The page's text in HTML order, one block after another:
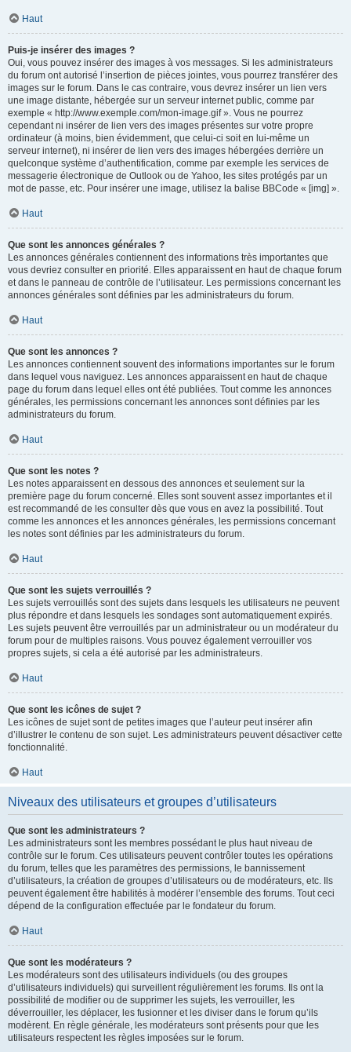
Haut
Puis-je insérer des images ?
Oui, vous pouvez insérer des images à vos messages. Si les administrateurs
du forum ont autorisé l’insertion de pièces jointes, vous pourrez transférer des
images sur le forum. Dans le cas contraire, vous devrez insérer un lien vers
une image distante, hébergée sur un serveur internet public, comme par
exemple « http://www.exemple.com/mon-image.gif ». Vous ne pourrez
cependant ni insérer de lien vers des images présentes sur votre propre
ordinateur (à moins, bien évidemment, que celui-ci soit en lui-même un
serveur internet), ni insérer de lien vers des images hébergées derrière un
quelconque système d’authentification, comme par exemple les services de
messagerie électronique de Outlook ou de Yahoo, les sites protégés par un
mot de passe, etc. Pour insérer une image, utilisez la balise BBCode « [img] ».
Haut
Que sont les annonces générales ?
Les annonces générales contiennent des informations très importantes que
vous devriez consulter en priorité. Elles apparaissent en haut de chaque forum
et dans le panneau de contrôle de l’utilisateur. Les permissions concernant les
annonces générales sont définies par les administrateurs du forum.
Haut
Que sont les annonces ?
Les annonces contiennent souvent des informations importantes sur le forum
dans lequel vous naviguez. Les annonces apparaissent en haut de chaque
page du forum dans lequel elles ont été publiées. Tout comme les annonces
générales, les permissions concernant les annonces sont définies par les
administrateurs du forum.
Haut
Que sont les notes ?
Les notes apparaissent en dessous des annonces et seulement sur la
première page du forum concerné. Elles sont souvent assez importantes et il
est recommandé de les consulter dès que vous en avez la possibilité. Tout
comme les annonces et les annonces générales, les permissions concernant
les notes sont définies par les administrateurs du forum.
Haut
Que sont les sujets verrouillés ?
Les sujets verrouillés sont des sujets dans lesquels les utilisateurs ne peuvent
plus répondre et dans lesquels les sondages sont automatiquement expirés.
Les sujets peuvent être verrouillés par un administrateur ou un modérateur du
forum pour de multiples raisons. Vous pouvez également verrouiller vos
propres sujets, si cela a été autorisé par les administrateurs.
Haut
Que sont les icônes de sujet ?
Les icônes de sujet sont de petites images que l’auteur peut insérer afin
d’illustrer le contenu de son sujet. Les administrateurs peuvent désactiver cette
fonctionnalité.
Haut
Niveaux des utilisateurs et groupes d’utilisateurs
Que sont les administrateurs ?
Les administrateurs sont les membres possédant le plus haut niveau de
contrôle sur le forum. Ces utilisateurs peuvent contrôler toutes les opérations
du forum, telles que les paramètres des permissions, le bannissement
d’utilisateurs, la création de groupes d’utilisateurs ou de modérateurs, etc. Ils
peuvent également être habilités à modérer l’ensemble des forums. Tout ceci
dépend de la configuration effectuée par le fondateur du forum.
Haut
Que sont les modérateurs ?
Les modérateurs sont des utilisateurs individuels (ou des groupes
d’utilisateurs individuels) qui surveillent régulièrement les forums. Ils ont la
possibilité de modifier ou de supprimer les sujets, les verrouiller, les
déverrouiller, les déplacer, les fusionner et les diviser dans le forum qu’ils
modèrent. En règle générale, les modérateurs sont présents pour que les
utilisateurs respectent les règles imposées sur le forum.